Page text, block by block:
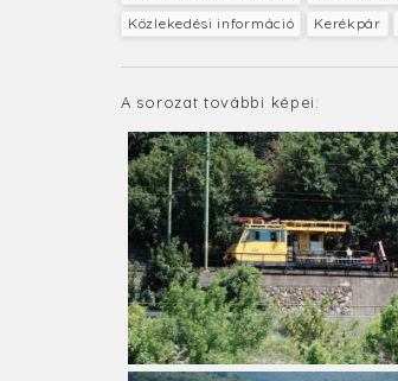
Közlekedési információ
Kerékpár
A sorozat további képei: